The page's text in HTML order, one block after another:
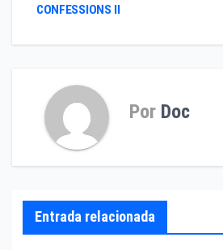
CONFESSIONS II
Por Doc
Entrada relacionada